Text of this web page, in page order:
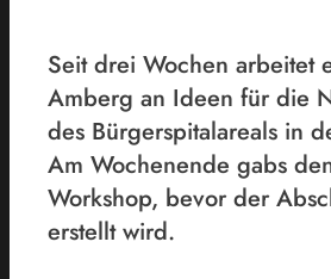
Seit drei Wochen arbeitet
Amberg an Ideen für die
des Bürgerspitalareals in
Am Wochenende gabs
Workshop, bevor der
erstellt wird.